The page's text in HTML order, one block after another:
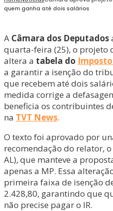
quem ganha até dois salários
A Câmara dos Deputados
quarta-feira (25), o projeto
altera a tabela do
a garantir a isenção do
que recebem até dois
medida corrige a
beneficia os contribuintes
na TVT News.
O texto foi aprovado por
recomendação do relator,
AL), que manteve a
apenas a MP. Essa
primeira faixa de isenção
2.428,80, garantindo que
não precise pagar o IR.